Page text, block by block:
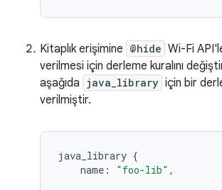
Kitaplık erişimine @hide Wi-Fi
verilmesi için derleme kuralını
aşağıda java_library için bir
verilmiştir.
java_library {
name : "foo-lib" ,